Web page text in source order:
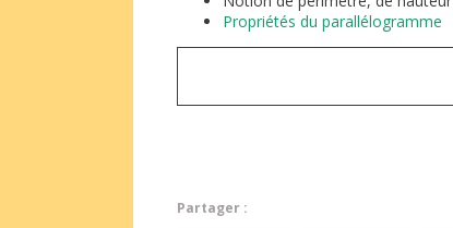
Propriétés du parallélogramme
Partager :